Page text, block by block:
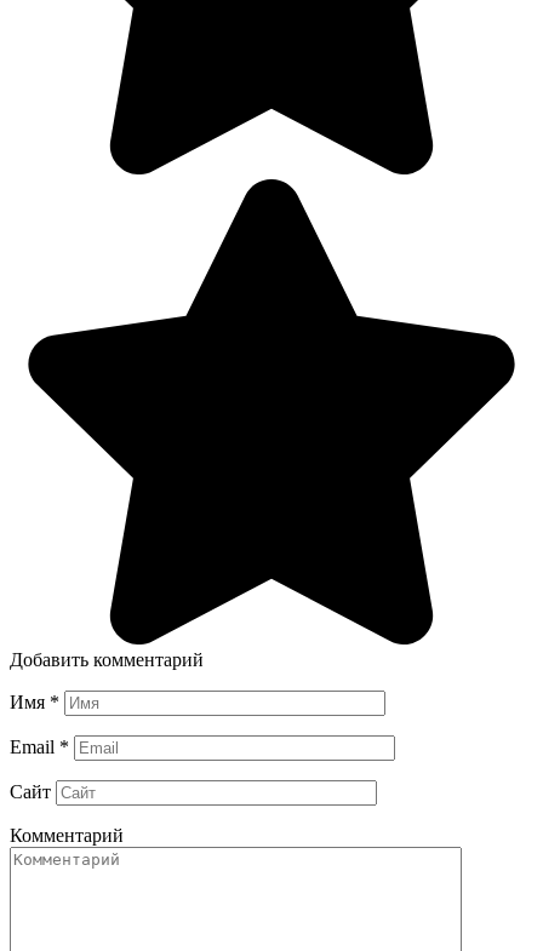
Добавить комментарий
Имя *
Email *
Сайт
Комментарий